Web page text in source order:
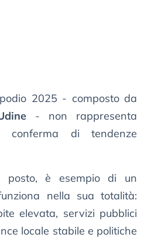
2025 - composto da
- non rappresenta
conferma di tendenze
è esempio di un
nella sua totalità:
elevata, servizi pubblici
locale stabile e politiche